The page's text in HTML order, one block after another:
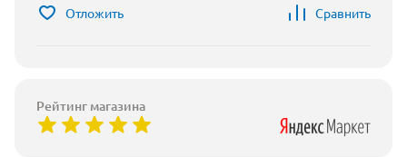
Отложить Сравнить
Рейтинг магазина